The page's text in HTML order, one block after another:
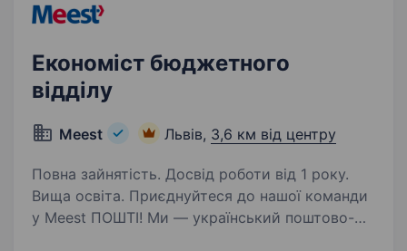
Економіст бюджетного
відділу
Meest Львів, 3,6 км від центру
Повна зайнятість. Досвід роботи від 1 року.
Вища освіта. Приєднуйтеся до нашої команди
у Meest ПОШТІ! Ми — український поштово-